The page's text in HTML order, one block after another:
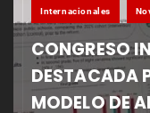
Internacionales
CONGRESO
DESTACADA
MODELO DE